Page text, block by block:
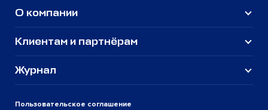
Пользовательское соглашение
О компании
Клиентам и партнёрам
Журнал